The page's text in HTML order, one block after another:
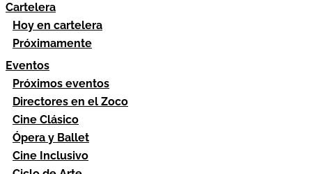
Cartelera
Hoy en cartelera
Próximamente
Eventos
Próximos eventos
Directores en el Zoco
Cine Clásico
Ópera y Ballet
Cine Inclusivo